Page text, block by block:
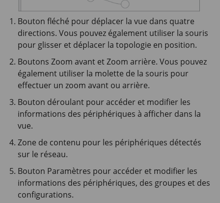
Bouton fléché pour déplacer la vue dans quatre
directions. Vous pouvez également utiliser la souris
pour glisser et déplacer la topologie en position.
Boutons Zoom avant et Zoom arrière. Vous pouvez
également utiliser la molette de la souris pour
effectuer un zoom avant ou arrière.
Bouton déroulant pour accéder et modifier les
informations des périphériques à afficher dans la
vue.
Zone de contenu pour les périphériques détectés
sur le réseau.
Bouton Paramètres pour accéder et modifier les
informations des périphériques, des groupes et des
configurations.